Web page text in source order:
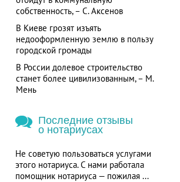
собственность, – С. Аксенов
В Киеве грозят изъять
недооформленную землю в пользу
городской громады
В России долевое строительство
станет более цивилизованным, – М.
Мень
Последние отзывы
о нотариусах
Не советую пользоваться услугами
этого нотариуса. С нами работала
помощник нотариуса — пожилая ...